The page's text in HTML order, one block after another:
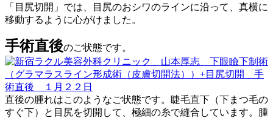
「目尻切開」では、目尻のおシワのラインに沿って、真横に
移動するように心がけました。
手術直後のご状態です。
直後の腫れはこのようなご状態です。睫毛直下（下まつ毛の
すぐ下）と目尻を切開して、極細の糸で縫合しています。腫